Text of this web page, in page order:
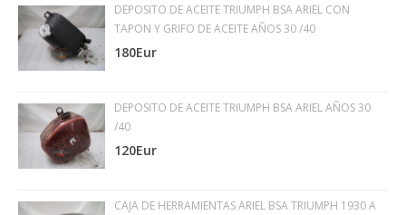
DEPOSITO DE ACEITE TRIUMPH BSA ARIEL CON
TAPON Y GRIFO DE ACEITE AÑOS 30 /40
180Eur
DEPOSITO DE ACEITE TRIUMPH BSA ARIEL AÑOS 30
/40
120Eur
CAJA DE HERRAMIENTAS ARIEL BSA TRIUMPH 1930 A